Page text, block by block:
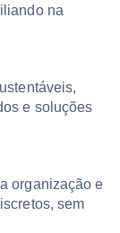
na
e soluções
organização e
sem